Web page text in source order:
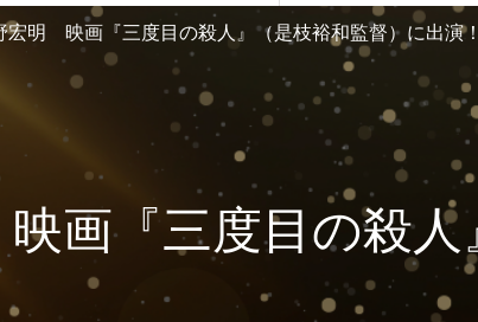
画『三度目の殺人
宏明 映画『三度目の殺人』（是枝裕和監督）に出演！